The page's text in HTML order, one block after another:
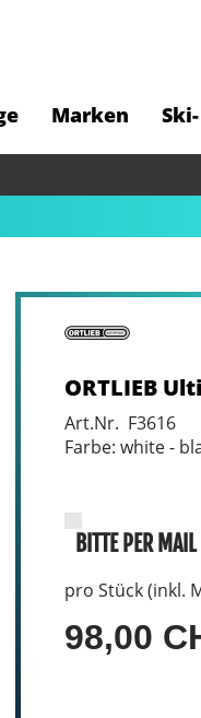
Marken
ORTLIEB
Art.Nr. F3616
Farbe: white -
BITTE PER
pro Stück (inkl.
98,00